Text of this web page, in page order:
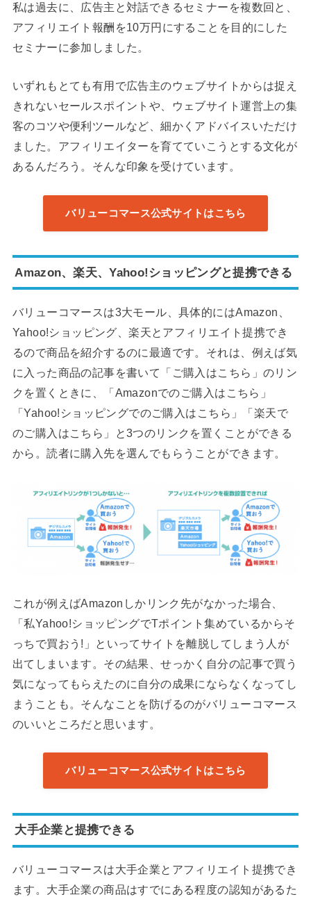
私は過去に、広告主と対話できるセミナーを複数回と、
アフィリエイト報酬を10万円にすることを目的にした
セミナーに参加しました。
いずれもとても有用で広告主のウェブサイトからは捉え
きれないセールスポイントや、ウェブサイト運営上の集
客のコツや便利ツールなど、細かくアドバイスいただけ
ました。アフィリエイターを育てていこうとする文化が
あるんだろう。そんな印象を受けています。
バリューコマース公式サイトはこちら
Amazon、楽天、Yahoo!ショッピングと提携できる
バリューコマースは3大モール、具体的にはAmazon、
Yahoo!ショッピング、楽天とアフィリエイト提携でき
るので商品を紹介するのに最適です。それは、例えば気
に入った商品の記事を書いて「ご購入はこちら」のリン
クを置くときに、「Amazonでのご購入はこちら」
「Yahoo!ショッピングでのご購入はこちら」「楽天で
のご購入はこちら」と3つのリンクを置くことができる
から。読者に購入先を選んでもらうことができます。
これが例えばAmazonしかリンク先がなかった場合、
「私Yahoo!ショッピングでTポイント集めているからそ
っちで買おう!」といってサイトを離脱してしまう人が
出てしまいます。その結果、せっかく自分の記事で買う
気になってもらえたのに自分の成果にならなくなってし
まうことも。そんなことを防げるのがバリューコマース
のいいところだと思います。
バリューコマース公式サイトはこちら
大手企業と提携できる
バリューコマースは大手企業とアフィリエイト提携でき
ます。大手企業の商品はすでにある程度の認知があるた